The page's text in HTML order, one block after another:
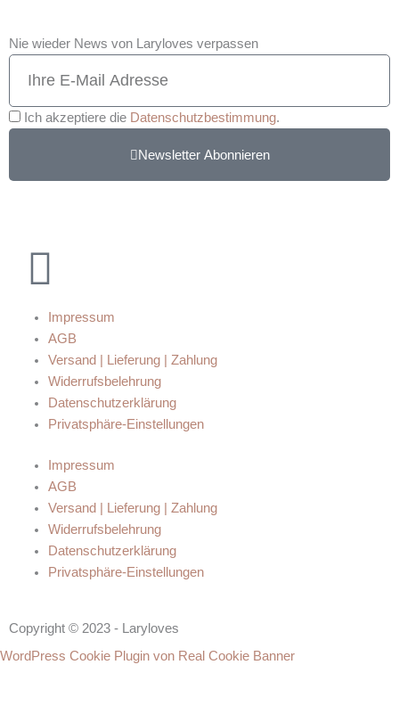
Nie wieder News von Laryloves verpassen
Ich akzeptiere die Datenschutzbestimmung.
Newsletter Abonnieren
Impressum
AGB
Versand | Lieferung | Zahlung
Widerrufsbelehrung
Datenschutzerklärung
Privatsphäre-Einstellungen
Impressum
AGB
Versand | Lieferung | Zahlung
Widerrufsbelehrung
Datenschutzerklärung
Privatsphäre-Einstellungen
Copyright © 2023 - Laryloves
WordPress Cookie Plugin von Real Cookie Banner